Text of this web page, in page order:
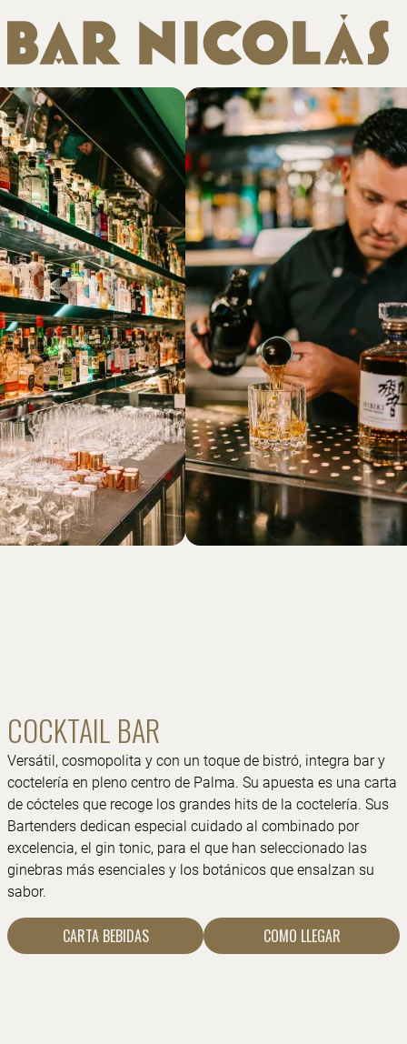
LA CARTA COMO LLEGARCONTACTO
COCKTAIL BAR
Versátil, cosmopolita y con un toque de bistró, integra bar y
coctelería en pleno centro de Palma. Su apuesta es una carta
de cócteles que recoge los grandes hits de la coctelería. Sus
Bartenders dedican especial cuidado al combinado por
excelencia, el gin tonic, para el que han seleccionado las
ginebras más esenciales y los botánicos que ensalzan su
sabor.
CARTA BEBIDAS COMO LLEGAR